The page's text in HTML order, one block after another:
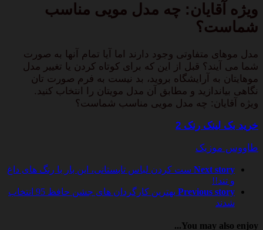
ویژه آقایان: چه مدل مویی مناسب
شماست؟
مدل موهای متفاوتی وجود دارند اما آیا تمام آنها به صورت
شما می آیند؟ قبل از این که برای کوتاه کردن یا تغییر مدل
موهایتان به آرایشگاه بروید، بد نیست به فرم صورت تان
نگاهی بیاندازید و مطابق آن مدل مویتان را انتخاب کنید.
ویژه آقایان: چه مدل مویی مناسب شماست؟
خرید بک لینک رنک 2
طاووس موزیک
Next story ست کردن لباس تابستانی، این بار با رنگ های داغ
و تند!!
Previous story
بهترین کارگردان های جشن حافظ 95 انتخاب
شدند
You may also enjoy...